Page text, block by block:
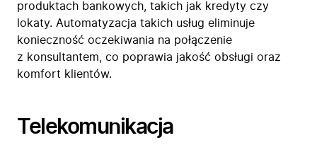
produktach bankowych, takich jak kredyty czy
lokaty. Automatyzacja takich usług eliminuje
konieczność oczekiwania na połączenie
z konsultantem, co poprawia jakość obsługi oraz
komfort klientów.
Telekomunikacja